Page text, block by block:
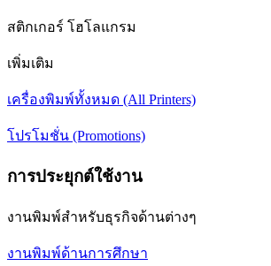
สติกเกอร์ โฮโลแกรม
เพิ่มเติม
เครื่องพิมพ์ทั้งหมด (All Printers)
โปรโมชั่น (Promotions)
การประยุกต์ใช้งาน
งานพิมพ์สำหรับธุรกิจด้านต่างๆ
งานพิมพ์ด้านการศึกษา